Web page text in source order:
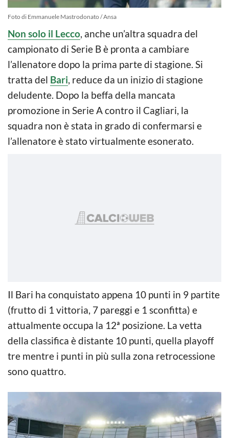
Foto di Emmanuele Mastrodonato / Ansa
Non solo il Lecco, anche un’altra squadra del
campionato di Serie B è pronta a cambiare
l’allenatore dopo la prima parte di stagione. Si
tratta del Bari, reduce da un inizio di stagione
deludente. Dopo la beffa della mancata
promozione in Serie A contro il Cagliari, la
squadra non è stata in grado di confermarsi e
l’allenatore è stato virtualmente esonerato.
Il Bari ha conquistato appena 10 punti in 9 partite
(frutto di 1 vittoria, 7 pareggi e 1 sconfitta) e
attualmente occupa la 12ª posizione. La vetta
della classifica è distante 10 punti, quella playoff
tre mentre i punti in più sulla zona retrocessione
sono quattro.